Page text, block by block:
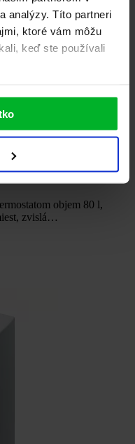
analýzy. Títo partneri
ktoré vám môžu
keď ste používali
objem 80 l,
zvislá…